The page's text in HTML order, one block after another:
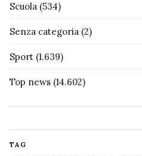
Scuola (534)
Senza categoria (2)
Sport (1.639)
Top news (14.602)
TAG